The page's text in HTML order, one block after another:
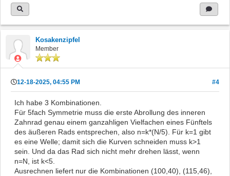
Kosakenzipfel
Member
12-18-2025, 04:55 PM #4
Ich habe 3 Kombinationen.
Für 5fach Symmetrie muss die erste Abrollung des inneren
Zahnrad genau einem ganzahligen Vielfachen eines Fünftels
des äußeren Rads entsprechen, also n=k*(N/5). Für k=1 gibt
es eine Welle; damit sich die Kurven schneiden muss k>1
sein. Und da das Rad sich nicht mehr drehen lässt, wenn
n=N, ist k<5.
Ausrechnen liefert nur die Kombinationen (100,40), (115,46),